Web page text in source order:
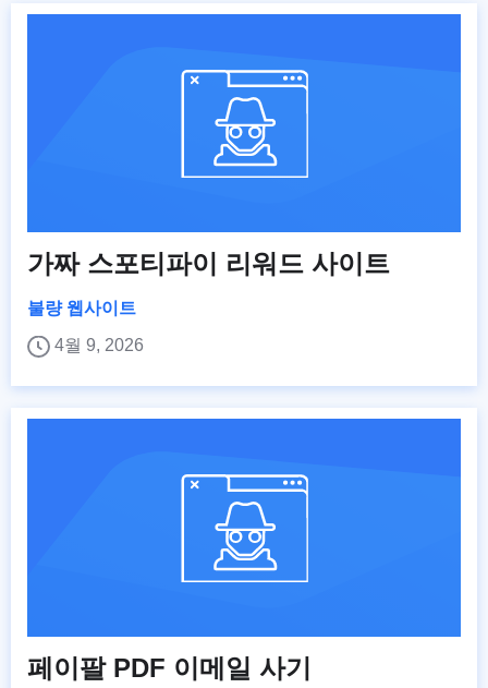
가짜 스포티파이 리워드 사이트
불량 웹사이트
4월 9, 2026
페이팔 PDF 이메일 사기